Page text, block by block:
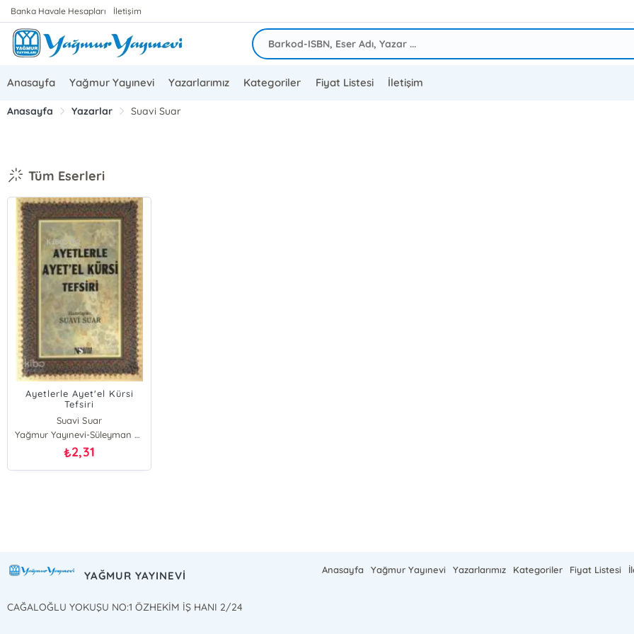
Banka Havale Hesapları İletişim
Anasayfa Yağmur Yayınevi Yazarlarımız Kategoriler Fiyat Listesi İletişim
Anasayfa Yazarlar Suavi Suar
Tüm Eserleri
Ayetlerle Ayet'el Kürsi
Tefsiri
Suavi Suar
Yağmur Yayınevi-Süleyman Özdemir
₺2,31
YAĞMUR YAYINEVİ
CAĞALOĞLU YOKUŞU NO:1 ÖZHEKİM İŞ HANI 2/24
Anasayfa Yağmur Yayınevi Yazarlarımız Kategoriler Fiyat Listesi